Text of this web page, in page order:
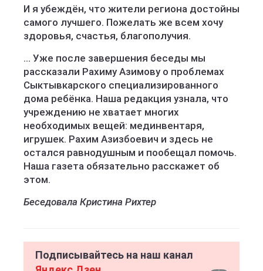
И я убеждён, что жители региона достойны
самого лучшего. Пожелать же всем хочу
здоровья, счастья, благополучия.
… Уже после завершения беседы мы
рассказали Рахиму Азимову о проблемах
Сыктывкарского специализированного
дома ребёнка. Наша редакция узнала, что
учреждению не хватает многих
необходимых вещей: мединвентаря,
игрушек. Рахим Азизбоевич и здесь не
остался равнодушным и пообещал помочь.
Наша газета обязательно расскажет об
этом.
Беседовала Кристина Рихтер
Подписывайтесь на наш канал